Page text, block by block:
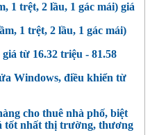
1 trệt, 2 lầu, 1 gác mái) giá
1 trệt, 2 lầu, 1 gác mái)
từ 16.32 triệu - 81.58
Windows, điều khiển từ
cho thuê nhà phố, biệt
tốt nhất thị trường, thương